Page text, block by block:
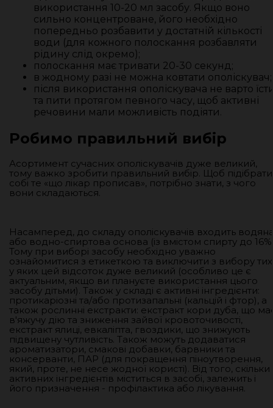
використання 10-20 мл засобу. Якщо воно
сильно концентроване, його необхідно
попередньо розбавити у достатній кількості
води (для кожного полоскання розбавляти
рідину слід окремо);
полоскання має тривати 20-30 секунд;
в жодному разі не можна ковтати ополіскувач;
після використання ополіскувача не варто
та пити протягом певного часу, щоб активні
речовини мали можливість подіяти.
Робимо правильний вибір
Асортимент сучасних ополіскувачів дуже великий,
тому важко зробити правильний вибір. Щоб підібрати
собі те «що лікар прописав», потрібно знати, з чого
вони складаються.
Насамперед, до складу ополіскувачів входить
або водно-спиртова основа (із вмістом спирту до
Тому при виборі засобу необхідно уважно
ознайомитися з етикеткою та виключити з вибору
у яких цей відсоток дуже великий (особливо це є
актуальним, якщо ви плануєте використання цього
засобу дітьми). Також у складі є активні інгредієнти:
протикаріозні та/або протизапальні (кальцій і фтор), а
також рослинні екстракти: екстракт кори дуба, що
в'яжучу дію та зниження зайвої кровоточивості,
екстракт ялиці, евкаліпта, гвоздики, що знижують
підвищену чутливість. Також можуть додаватися
ароматизатори, смакові добавки, барвники та
консерванти, ПАР (для покращення піноутворення,
який, проте, не несе жодної користі). Від того, скільки
активних інгредієнтів міститься в засобі, залежить і
його призначення - профілактика або лікування.